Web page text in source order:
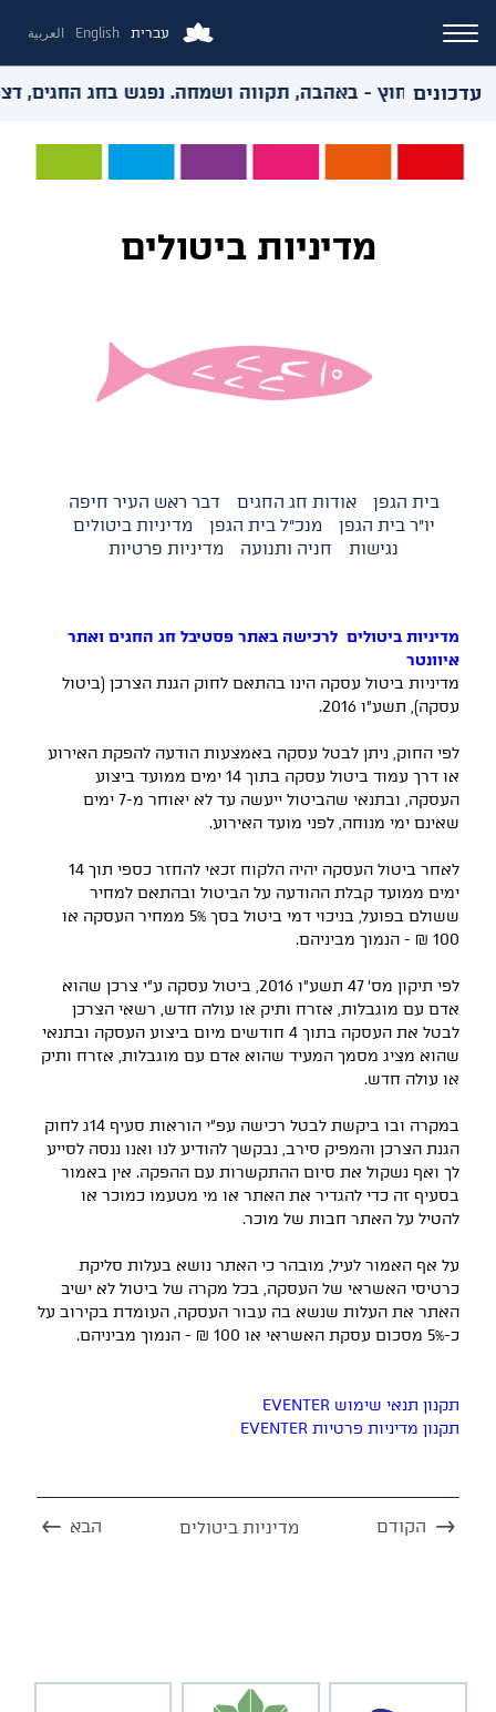
עברית English العربية
עדכוניםהחוץ - באהבה, תקווה ושמחה. נפגש בחג החגים,
מדיניות ביטולים
בית הגפן אודות חג החגים
דבר ראש העיר חיפה
יו"ר בית הגפן
מנכ"ל בית הגפן
מדיניות ביטולים
נגישות
חניה ותנועה מדיניות פרטיות
מדיניות ביטולים לרכישה באתר פסטיבל חג החגים ואתר
איוונטר
מדיניות ביטול עסקה הינו בהתאם לחוק הגנת הצרכן (ביטול
עסקה), תשע״ו 2016.
לפי החוק, ניתן לבטל עסקה באמצעות הודעה להפקת האירוע
או דרך עמוד ביטול עסקה בתוך 14 ימים ממועד ביצוע
העסקה, ובתנאי שהביטול ייעשה עד לא יאוחר מ-7 ימים
שאינם ימי מנוחה, לפני מועד האירוע.
לאחר ביטול העסקה יהיה הלקוח זכאי להחזר כספי תוך 14
ימים ממועד קבלת ההודעה על הביטול ובהתאם למחיר
ששולם בפועל, בניכוי דמי ביטול בסך 5% ממחיר העסקה או
100 ש״ח - הנמוך מביניהם.
לפי תיקון מס׳ 47 תשע״ו 2016, ביטול עסקה ע״י צרכן שהוא
אדם עם מוגבלות, אזרח ותיק או עולה חדש, רשאי הצרכן
לבטל את העסקה בתוך 4 חודשים מיום ביצוע העסקה ובתנאי
שהוא מציג מסמך המעיד שהוא אדם עם מוגבלות, אזרח ותיק
או עולה חדש.
במקרה ובו ביקשת לבטל רכישה עפ״י הוראות סעיף 14ג לחוק
הגנת הצרכן והמפיק סירב, נבקשך להודיע לנו ואנו ננסה לסייע
לך ואף נשקול את סיום ההתקשרות עם ההפקה. אין באמור
בסעיף זה כדי להגדיר את האתר או מי מטעמו כמוכר או
להטיל על האתר חבות של מוכר.
על אף האמור לעיל, מובהר כי האתר נושא בעלות סליקת
כרטיסי האשראי של העסקה, בכל מקרה של ביטול לא ישיב
האתר את העלות שנשא בה עבור העסקה, העומדת בקירוב על
כ-5% מסכום עסקת האשראי או 100 ש״ח - הנמוך מביניהם.
תקנון תנאי שימוש EVENTER
תקנון מדיניות פרטיות EVENTER
הקודם מדיניות ביטולים הבא